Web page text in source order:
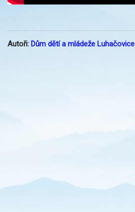
Autoři: Dům dětí a mládeže Luhačovice